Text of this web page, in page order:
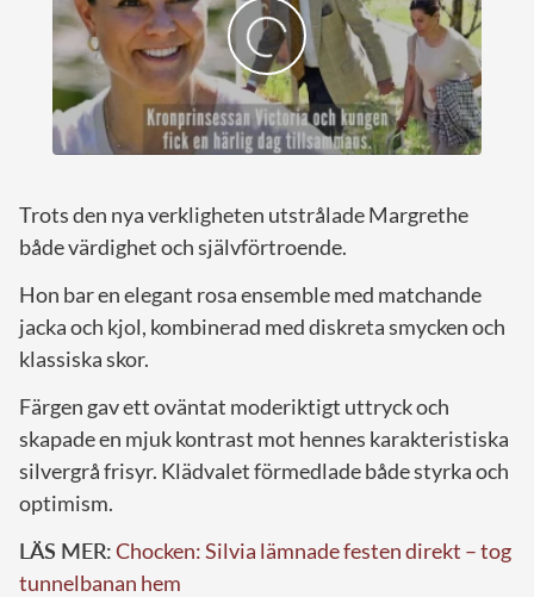
Trots den nya verkligheten utstrålade Margrethe
både värdighet och självförtroende.
Hon bar en elegant rosa ensemble med matchande
jacka och kjol, kombinerad med diskreta smycken och
klassiska skor.
Färgen gav ett oväntat moderiktigt uttryck och
skapade en mjuk kontrast mot hennes karakteristiska
silvergrå frisyr. Klädvalet förmedlade både styrka och
optimism.
LÄS MER:Chocken: Silvia lämnade festen direkt – tog
tunnelbanan hem